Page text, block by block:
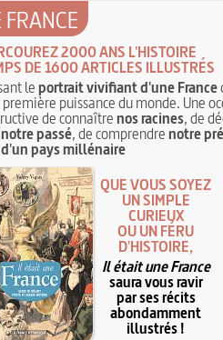
2000 ANS L'HISTOIRE
DE 1600 ARTICLES ILLUSTRÉS
leportrait vivifiant d'une France
puissance du monde. Une
de connaîtrenos racines, de
notre passé, de comprendrenotre
pays millénaire
QUE VOUS SOYEZ
UN SIMPLE
CURIEUX
OU UN FÉRU
D'HISTOIRE,
Il était une France
saura vous ravir
par ses récits
abondamment
illustrés !